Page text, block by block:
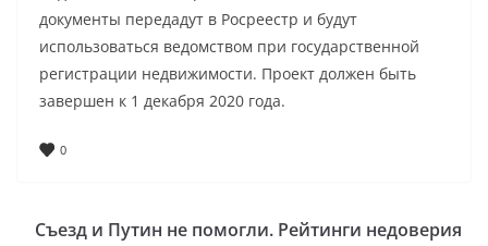
документы передадут в Росреестр и будут
использоваться ведомством при государственной
регистрации недвижимости. Проект должен быть
завершен к 1 декабря 2020 года.
0
Съезд и Путин не помогли. Рейтинги недоверия